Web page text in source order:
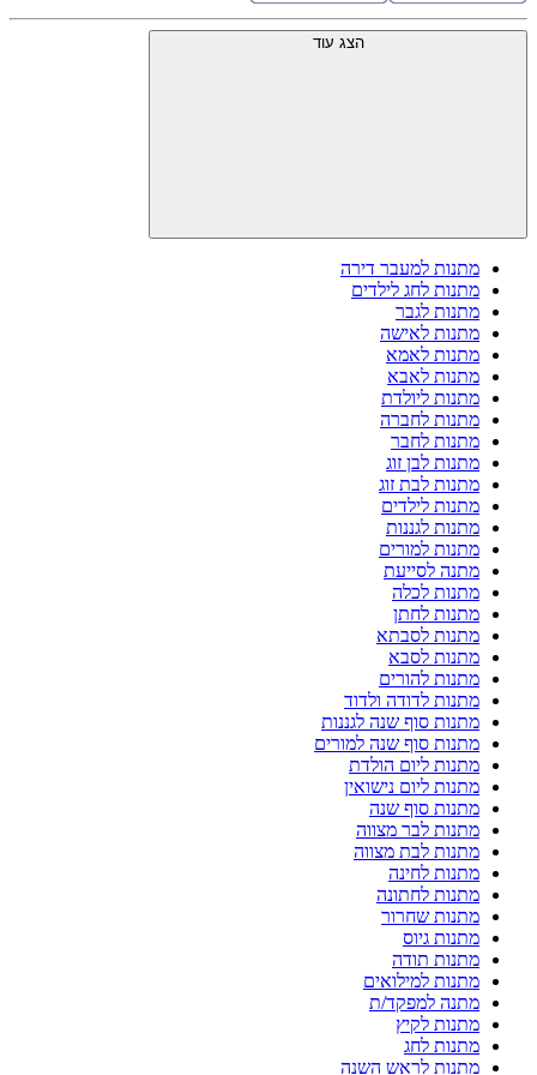
הצג עוד
מתנות למעבר דירה
מתנות לחג לילדים
מתנות לגבר
מתנות לאישה
מתנות לאמא
מתנות לאבא
מתנות ליולדת
מתנות לחברה
מתנות לחבר
מתנות לבן זוג
מתנות לבת זוג
מתנות לילדים
מתנות לגננות
מתנות למורים
מתנה לסייעת
מתנות לכלה
מתנות לחתן
מתנות לסבתא
מתנות לסבא
מתנות להורים
מתנות לדודה ולדוד
מתנות סוף שנה לגננות
מתנות סוף שנה למורים
מתנות ליום הולדת
מתנות ליום נישואין
מתנות סוף שנה
מתנות לבר מצווה
מתנות לבת מצווה
מתנות לחינה
מתנות לחתונה
מתנות שחרור
מתנות גיוס
מתנות תודה
מתנות למילואים
מתנה למפקד/ת
מתנות לקיץ
מתנות לחג
מתנות לראש השנה